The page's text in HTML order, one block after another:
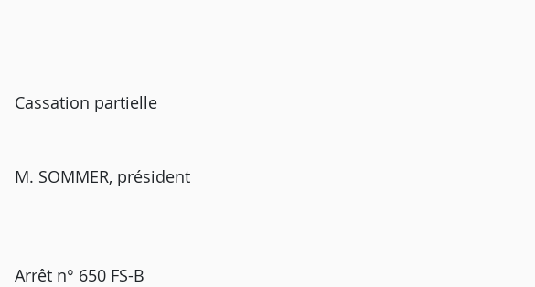
Cassation partielle
M. SOMMER, président
Arrêt n° 650 FS-B